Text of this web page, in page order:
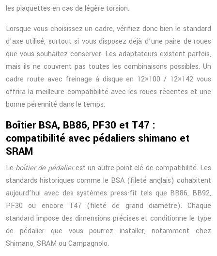
les plaquettes en cas de légère torsion.
Lorsque vous choisissez un cadre, vérifiez donc bien le standard
d’axe utilisé, surtout si vous disposez déjà d’une paire de roues
que vous souhaitez conserver. Les adaptateurs existent parfois,
mais ils ne couvrent pas toutes les combinaisons possibles. Un
cadre route avec freinage à disque en 12×100 / 12×142 vous
offrira la meilleure compatibilité avec les roues récentes et une
bonne pérennité dans le temps.
Boîtier BSA, BB86, PF30 et T47 :
compatibilité avec pédaliers shimano et
SRAM
Le boîtier de pédalierest un autre point clé de compatibilité. Les
standards historiques comme le BSA (fileté anglais) cohabitent
aujourd’hui avec des systèmes press-fit tels que BB86, BB92,
PF30 ou encore T47 (fileté de grand diamètre). Chaque
standard impose des dimensions précises et conditionne le type
de pédalier que vous pourrez installer, notamment chez
Shimano, SRAM ou Campagnolo.